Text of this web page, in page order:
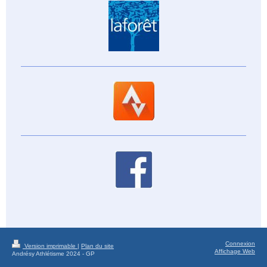
Version imprimable | Plan du site
Andrésy Athlétisme 2024 - GP
Connexion
Affichage Web